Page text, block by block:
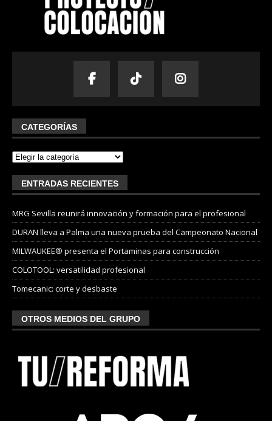
CATEGORÍAS
ENTRADAS RECIENTES
MRG Sevilla reunirá innovación y formación para el profesional
DURAN lleva a Palma una nueva prueba del Campeonato Nacional
MILWAUKEE® presenta el Portaminas para construcción
COLOTOOL: versatilidad profesional
Tomecanic: corte y desbaste
OTROS MEDIOS DEL GRUPO